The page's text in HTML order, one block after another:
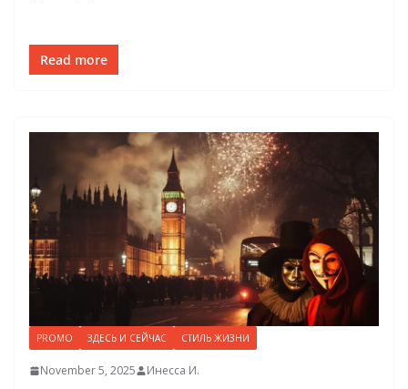
Read more
PROMO ЗДЕСЬ И СЕЙЧАС СТИЛЬ ЖИЗНИ
November 5, 2025 Инесса И.